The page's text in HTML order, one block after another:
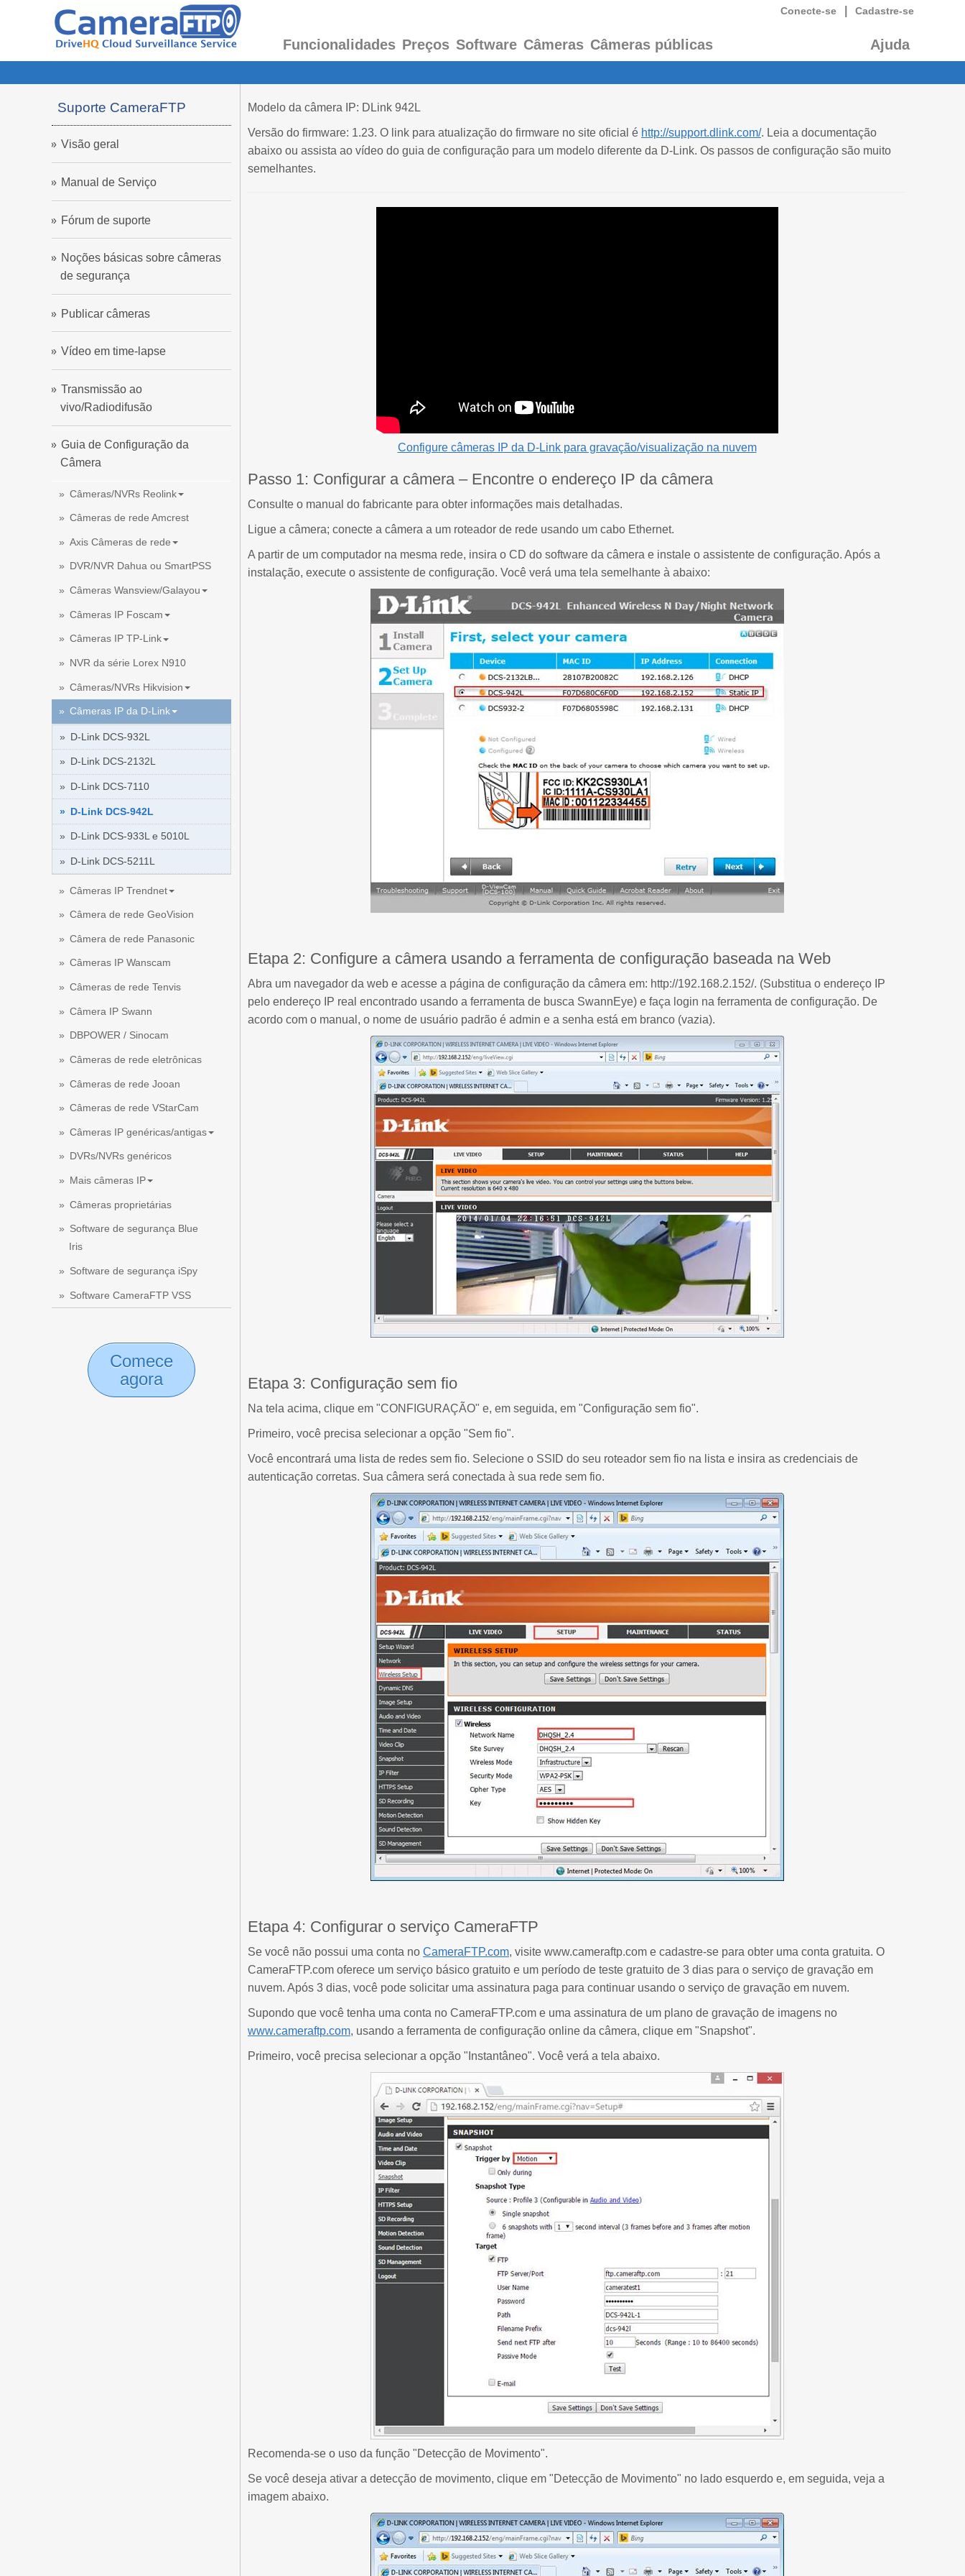
Conecte-se Cadastre-se
Funcionalidades Preços Software Câmeras Câmeras públicas Ajuda
Suporte CameraFTP
Visão geral
Manual de Serviço
Fórum de suporte
Noções básicas sobre câmeras
de segurança
Publicar câmeras
Vídeo em time-lapse
Transmissão ao
vivo/Radiodifusão
Guia de Configuração da
Câmera
Câmeras/NVRs Reolink
Câmeras de rede Amcrest
Axis Câmeras de rede
DVR/NVR Dahua ou SmartPSS
Câmeras Wansview/Galayou
Câmeras IP Foscam
Câmeras IP TP-Link
NVR da série Lorex N910
Câmeras/NVRs Hikvision
Câmeras IP da D-Link
D-Link DCS-932L
D-Link DCS-2132L
D-Link DCS-7110
D-Link DCS-942L
D-Link DCS-933L e 5010L
D-Link DCS-5211L
Câmeras IP Trendnet
Câmera de rede GeoVision
Câmera de rede Panasonic
Câmeras IP Wanscam
Câmeras de rede Tenvis
Câmera IP Swann
DBPOWER / Sinocam
Câmeras de rede eletrônicas
Câmeras de rede Jooan
Câmeras de rede VStarCam
Câmeras IP genéricas/antigas
DVRs/NVRs genéricos
Mais câmeras IP
Câmeras proprietárias
Software de segurança Blue
Iris
Software de segurança iSpy
Software CameraFTP VSS
Comece
agora
Modelo da câmera IP: DLink 942L
Versão do firmware: 1.23. O link para atualização do firmware no site oficial é http://support.dlink.com/. Leia a documentação
abaixo ou assista ao vídeo do guia de configuração para um modelo diferente da D-Link. Os passos de configuração são muito
semelhantes.
Configure câmeras IP da D-Link para gravação/visualização na nuvem
Passo 1: Configurar a câmera – Encontre o endereço IP da câmera
Consulte o manual do fabricante para obter informações mais detalhadas.
Ligue a câmera; conecte a câmera a um roteador de rede usando um cabo Ethernet.
A partir de um computador na mesma rede, insira o CD do software da câmera e instale o assistente de configuração. Após a
instalação, execute o assistente de configuração. Você verá uma tela semelhante à abaixo:
Etapa 2: Configure a câmera usando a ferramenta de configuração baseada na Web
Abra um navegador da web e acesse a página de configuração da câmera em: http://192.168.2.152/. (Substitua o endereço IP
pelo endereço IP real encontrado usando a ferramenta de busca SwannEye) e faça login na ferramenta de configuração. De
acordo com o manual, o nome de usuário padrão é admin e a senha está em branco (vazia).
Etapa 3: Configuração sem fio
Na tela acima, clique em "CONFIGURAÇÃO" e, em seguida, em "Configuração sem fio".
Primeiro, você precisa selecionar a opção "Sem fio".
Você encontrará uma lista de redes sem fio. Selecione o SSID do seu roteador sem fio na lista e insira as credenciais de
autenticação corretas. Sua câmera será conectada à sua rede sem fio.
Etapa 4: Configurar o serviço CameraFTP
Se você não possui uma conta no CameraFTP.com, visite www.cameraftp.com e cadastre-se para obter uma conta gratuita. O
CameraFTP.com oferece um serviço básico gratuito e um período de teste gratuito de 3 dias para o serviço de gravação em
nuvem. Após 3 dias, você pode solicitar uma assinatura paga para continuar usando o serviço de gravação em nuvem.
Supondo que você tenha uma conta no CameraFTP.com e uma assinatura de um plano de gravação de imagens no
www.cameraftp.com, usando a ferramenta de configuração online da câmera, clique em "Snapshot".
Primeiro, você precisa selecionar a opção "Instantâneo". Você verá a tela abaixo.
Recomenda-se o uso da função "Detecção de Movimento".
Se você deseja ativar a detecção de movimento, clique em "Detecção de Movimento" no lado esquerdo e, em seguida, veja a
imagem abaixo.